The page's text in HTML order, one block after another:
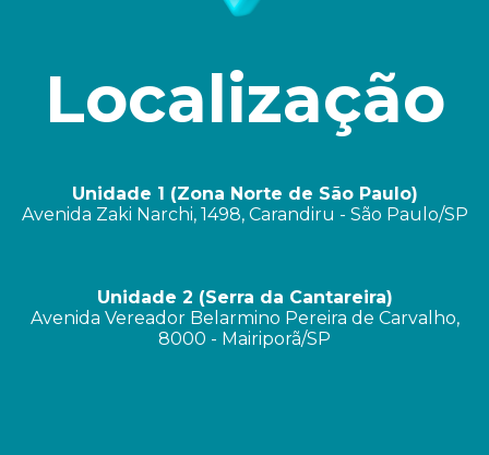
Localização
Unidade 1 (Zona Norte de São Paulo)
Avenida Zaki Narchi, 1498, Carandiru - São Paulo/SP
Unidade 2 (Serra da Cantareira)
Avenida Vereador Belarmino Pereira de Carvalho,
8000 - Mairiporã/SP